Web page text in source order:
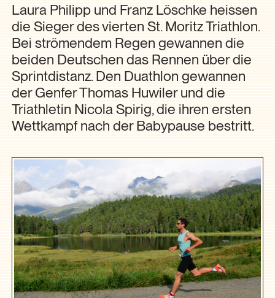
Laura Philipp und Franz Löschke heissen
die Sieger des vierten St. Moritz Triathlon.
Bei strömendem Regen gewannen die
beiden Deutschen das Rennen über die
Sprintdistanz. Den Duathlon gewannen
der Genfer Thomas Huwiler und die
Triathletin Nicola Spirig, die ihren ersten
Wettkampf nach der Babypause bestritt.